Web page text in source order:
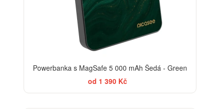
Powerbanka s MagSafe 5 000 mAh Šedá - Green
od 1 390 Kč